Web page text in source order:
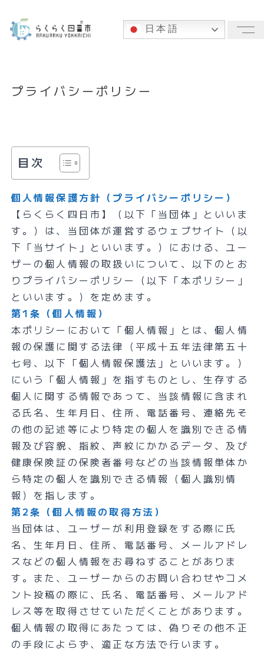
日本語
プライバシーポリシー
目次
個人情報保護方針（プライバシーポリシー）
【らくらく四日市】（以下「当団体」といいま
す。）は、当団体が運営するウェブサイト（以
下「当サイト」といいます。）における、ユー
ザーの個人情報の取扱いについて、以下のとお
りプライバシーポリシー（以下「本ポリシー」
といいます。）を定めます。
第1条（個人情報）
本ポリシーにおいて「個人情報」とは、個人情
報の保護に関する法律（平成十五年法律第五十
七号、以下「個人情報保護法」といいます。）
にいう「個人情報」を指すものとし、生存する
個人に関する情報であって、当該情報に含まれ
る氏名、生年月日、住所、電話番号、連絡先そ
の他の記述等により特定の個人を識別できる情
報及び容貌、指紋、声紋にかかるデータ、及び
健康保険証の保険者番号などの当該情報単体か
ら特定の個人を識別できる情報（個人識別情
報）を指します。
第2条（個人情報の取得方法）
当団体は、ユーザーが利用登録をする際に氏
名、生年月日、住所、電話番号、メールアドレ
スなどの個人情報をお尋ねすることがありま
す。また、ユーザーからのお問い合わせやコメ
ント投稿の際に、氏名、電話番号、メールアド
レス等を取得させていただくことがあります。
個人情報の取得にあたっては、偽りその他不正
の手段によらず、適正な方法で行います。